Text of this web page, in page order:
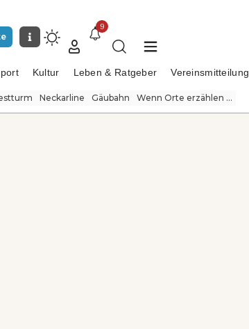
9
Kultur Leben & Ratgeber Vereinsmitteilung
Neckarline Gäubahn Wenn Orte erzählen ...